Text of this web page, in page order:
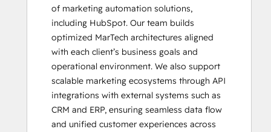
of marketing automation solutions,
including HubSpot. Our team builds
optimized MarTech architectures aligned
with each client’s business goals and
operational environment. We also support
scalable marketing ecosystems through API
integrations with external systems such as
CRM and ERP, ensuring seamless data flow
and unified customer experiences across